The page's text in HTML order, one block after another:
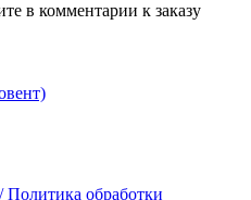
в комментарии к заказу
Политика обработки